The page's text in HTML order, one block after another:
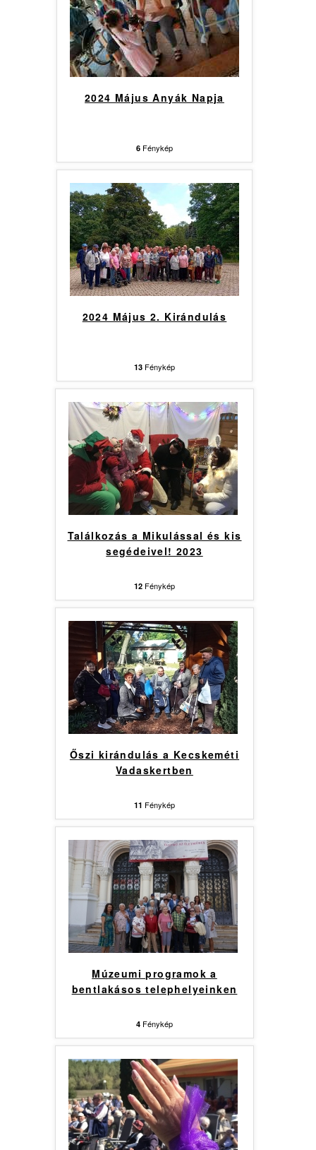
2024 Május Anyák Napja
6 Fénykép
2024 Május 2. Kirándulás
13 Fénykép
Találkozás a Mikulással és kis
segédeivel! 2023
12 Fénykép
Őszi kirándulás a Kecskeméti
Vadaskertben
11 Fénykép
Múzeumi programok a
bentlakásos telephelyeinken
4 Fénykép